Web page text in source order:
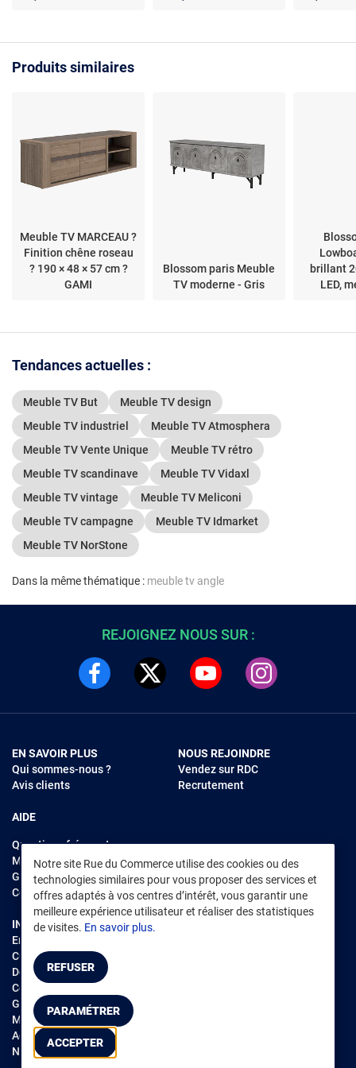
Produits similaires
Meuble TV MARCEAU ?
Finition chêne roseau
? 190 × 48 × 57 cm ?
GAMI
Blossom paris Meuble
TV moderne - Gris
brillant
LED,
Tendances actuelles :
Meuble TV But
Meuble TV design
Meuble TV industriel
Meuble TV Atmosphera
Meuble TV Vente Unique
Meuble TV rétro
Meuble TV scandinave
Meuble TV Vidaxl
Meuble TV vintage
Meuble TV Meliconi
Meuble TV campagne
Meuble TV Idmarket
Meuble TV NorStone
Dans la même thématique : meuble tv angle
Notre site Rue du Commerce utilise des cookies ou des
technologies similaires pour vous proposer des services et
offres adaptés à vos centres d’intérêt, vous garantir une
meilleure expérience utilisateur et réaliser des statistiques
de visites. En savoir plus.
REFUSER
PARAMÉTRER
ACCEPTER
REJOIGNEZ NOUS SUR :
EN SAVOIR PLUS
Qui sommes-nous ?
Avis clients
AIDE
Questions fréquentes
Modes de règlements
Garantie et retours
Contacter Rue du Commerce
NOUS REJOINDRE
Vendez sur RDC
Recrutement
INFORMATIONS LÉGALES
Environnement
CGV /CGU Marketplace
Données personnelles
Cookies
Gérer mes cookies
Mentions légales
Accessibilité : non conforme
Notice d'accessibilité